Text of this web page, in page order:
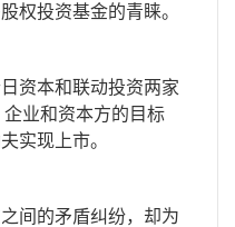
权投资基金的青睐。
资本和联动投资两家
业和资本方的目标
实现上市。
间的矛盾纠纷，却为